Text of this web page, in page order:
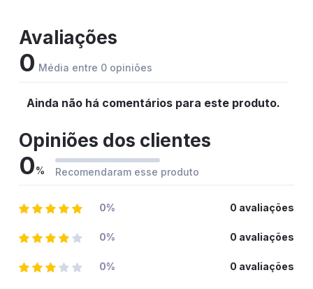
Avaliações
0 Média entre 0 opiniões
Ainda não há comentários para este produto.
Opiniões dos clientes
0% Recomendaram esse produto
0% 0 avaliações
0% 0 avaliações
0% 0 avaliações